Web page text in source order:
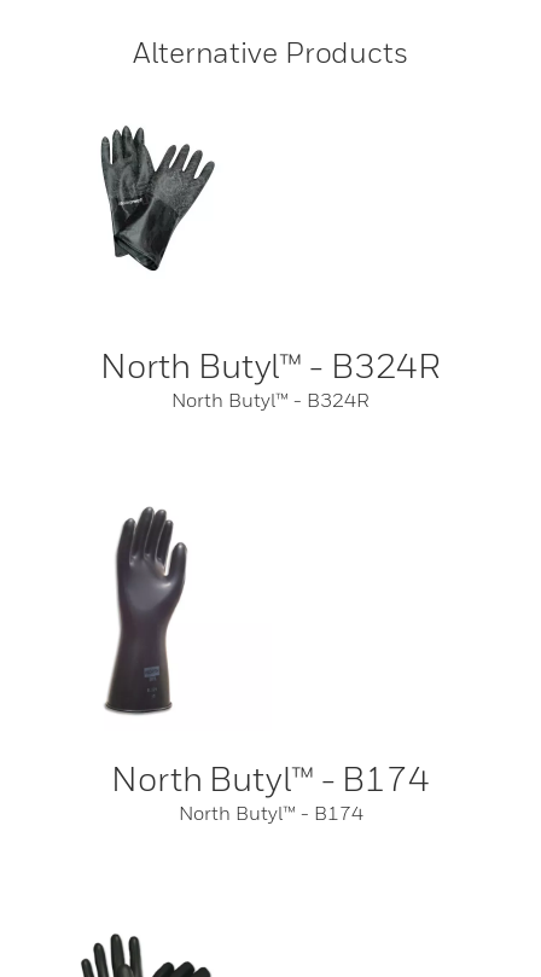
Alternative Products
North Butyl™ - B324R
North Butyl™ - B324R
North Butyl™ - B174
North Butyl™ - B174